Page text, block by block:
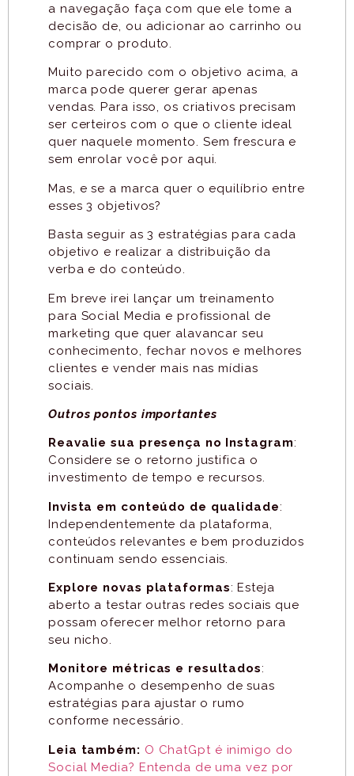
a navegação faça com que ele tome a
decisão de, ou adicionar ao carrinho ou
comprar o produto.
Muito parecido com o objetivo acima, a
marca pode querer gerar apenas
vendas. Para isso, os criativos precisam
ser certeiros com o que o cliente ideal
quer naquele momento. Sem frescura e
sem enrolar você por aqui.
Mas, e se a marca quer o equilíbrio entre
esses 3 objetivos?
Basta seguir as 3 estratégias para cada
objetivo e realizar a distribuição da
verba e do conteúdo.
Em breve irei lançar um treinamento
para Social Media e profissional de
marketing que quer alavancar seu
conhecimento, fechar novos e melhores
clientes e vender mais nas mídias
sociais.
Outros pontos importantes
Reavalie sua presença no Instagram:
Considere se o retorno justifica o
investimento de tempo e recursos.
Invista em conteúdo de qualidade:
Independentemente da plataforma,
conteúdos relevantes e bem produzidos
continuam sendo essenciais.
Explore novas plataformas: Esteja
aberto a testar outras redes sociais que
possam oferecer melhor retorno para
seu nicho.
Monitore métricas e resultados:
Acompanhe o desempenho de suas
estratégias para ajustar o rumo
conforme necessário.
Leia também: O ChatGpt é inimigo do
Social Media? Entenda de uma vez por